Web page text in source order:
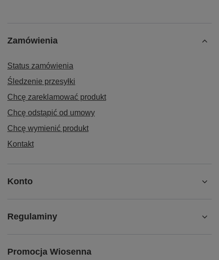
Zamówienia
Status zamówienia
Śledzenie przesyłki
Chcę zareklamować produkt
Chcę odstąpić od umowy
Chcę wymienić produkt
Kontakt
Konto
Regulaminy
Promocja Wiosenna